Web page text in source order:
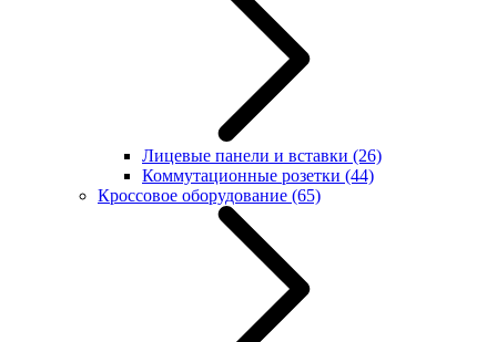
Лицевые панели и вставки (26)
Коммутационные розетки (44)
Кроссовое оборудование (65)